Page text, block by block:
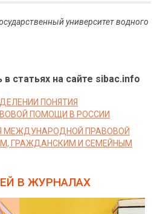
университет водного
статьях на сайте sibac.info
ПОНЯТИЯ
ПОМОЩИ В РОССИИ
МЕЖДУНАРОДНОЙ ПРАВОВОЙ
ГРАЖДАНСКИМ И СЕМЕЙНЫМ
В ЖУРНАЛАХ